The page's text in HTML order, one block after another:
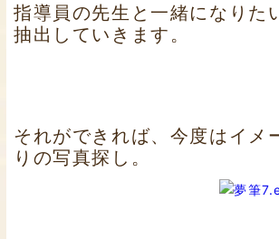
指導員の先生と一緒になりた
抽出していきます。
それができれば、今度はイメ
りの写真探し。